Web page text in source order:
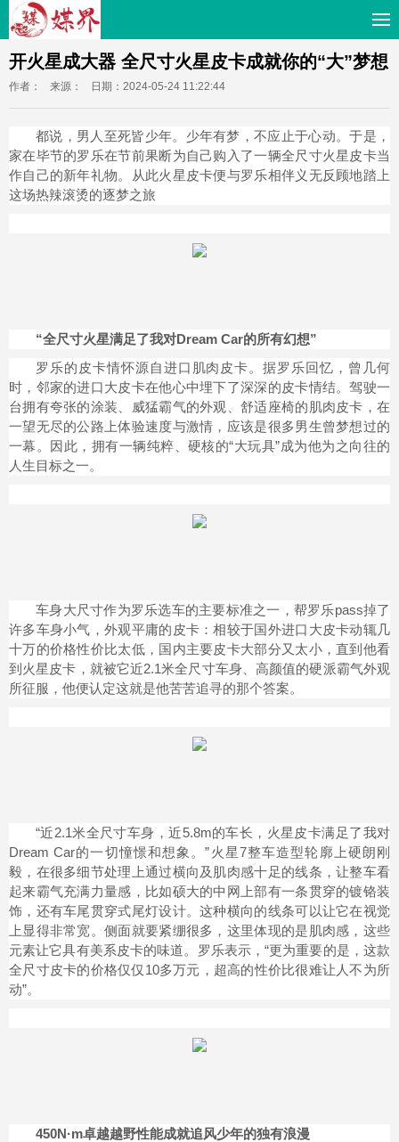
开火星成大器 全尺寸火星皮卡成就你的“大”梦想
作者： 来源： 日期：2024-05-24 11:22:44
都说，男人至死皆少年。少年有梦，不应止于心动。于是，
家在毕节的罗乐在节前果断为自己购入了一辆全尺寸火星皮卡当
作自己的新年礼物。从此火星皮卡便与罗乐相伴义无反顾地踏上
这场热辣滚烫的逐梦之旅
“全尺寸火星满足了我对Dream Car的所有幻想”
罗乐的皮卡情怀源自进口肌肉皮卡。据罗乐回忆，曾几何
时，邻家的进口大皮卡在他心中埋下了深深的皮卡情结。驾驶一
台拥有夸张的涂装、威猛霸气的外观、舒适座椅的肌肉皮卡，在
一望无尽的公路上体验速度与激情，应该是很多男生曾梦想过的
一幕。因此，拥有一辆纯粹、硬核的“大玩具”成为他为之向往的
人生目标之一。
车身大尺寸作为罗乐选车的主要标准之一，帮罗乐pass掉了
许多车身小气，外观平庸的皮卡：相较于国外进口大皮卡动辄几
十万的价格性价比太低，国内主要皮卡大部分又太小，直到他看
到火星皮卡，就被它近2.1米全尺寸车身、高颜值的硬派霸气外观
所征服，他便认定这就是他苦苦追寻的那个答案。
“近2.1米全尺寸车身，近5.8m的车长，火星皮卡满足了我对
Dream Car的一切憧憬和想象。”火星7整车造型轮廓上硬朗刚
毅，在很多细节处理上通过横向及肌肉感十足的线条，让整车看
起来霸气充满力量感，比如硕大的中网上部有一条贯穿的镀铬装
饰，还有车尾贯穿式尾灯设计。这种横向的线条可以让它在视觉
上显得非常宽。侧面就要紧绷很多，这里体现的是肌肉感，这些
元素让它具有美系皮卡的味道。罗乐表示，“更为重要的是，这款
全尺寸皮卡的价格仅仅10多万元，超高的性价比很难让人不为所
动”。
450N·m卓越越野性能成就追风少年的独有浪漫